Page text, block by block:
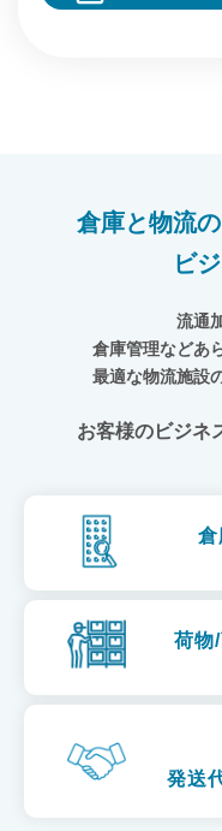
倉庫と物流
ビ
流通
倉庫管理などあ
最適な物流施設
お客様のビジネ
倉
荷物
発送